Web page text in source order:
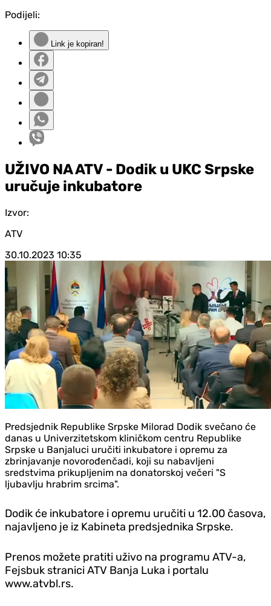
Podijeli:
Link je kopiran!
UŽIVO NA ATV - Dodik u UKC Srpske
uručuje inkubatore
Izvor:
ATV
30.10.2023 10:35
Predsjednik Republike Srpske Milorad Dodik svečano će
danas u Univerzitetskom kliničkom centru Republike
Srpske u Banjaluci uručiti inkubatore i opremu za
zbrinjavanje novorođenčadi, koji su nabavljeni
sredstvima prikupljenim na donatorskoj večeri "S
ljubavlju hrabrim srcima".
Dodik će inkubatore i opremu uručiti u 12.00 časova,
najavljeno je iz Kabineta predsjednika Srpske.
Prenos možete pratiti uživo na programu ATV-a,
Fejsbuk stranici ATV Banja Luka i portalu
www.atvbl.rs.